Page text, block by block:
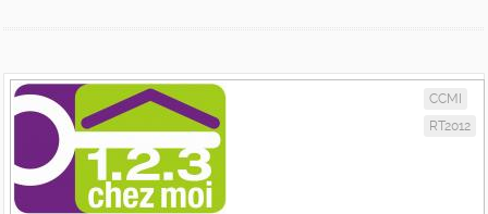
CCMI
RT2012